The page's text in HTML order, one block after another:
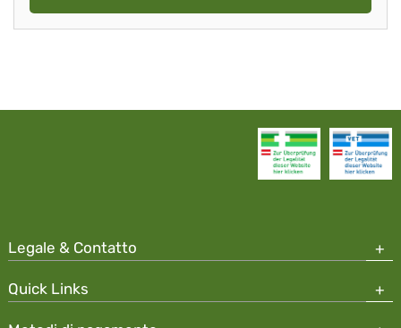
Legale & Contatto
Quick Links